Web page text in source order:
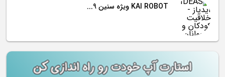
KAI ROBOT ویژه سنین 9...